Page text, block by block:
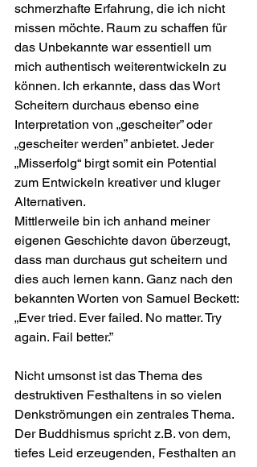
schmerzhafte Erfahrung, die ich nicht
missen möchte. Raum zu schaffen für
das Unbekannte war essentiell um
mich authentisch weiterentwickeln zu
können. Ich erkannte, dass das Wort
Scheitern durchaus ebenso eine
Interpretation von „gescheiter” oder
„gescheiter werden” anbietet. Jeder
„Misserfolg“ birgt somit ein Potential
zum Entwickeln kreativer und kluger
Alternativen.
Mittlerweile bin ich anhand meiner
eigenen Geschichte davon überzeugt,
dass man durchaus gut scheitern und
dies auch lernen kann. Ganz nach den
bekannten Worten von Samuel Beckett:
„Ever tried. Ever failed. No matter. Try
again. Fail better.”
Nicht umsonst ist das Thema des
destruktiven Festhaltens in so vielen
Denkströmungen ein zentrales Thema.
Der Buddhismus spricht z.B. von dem,
tiefes Leid erzeugenden, Festhalten an